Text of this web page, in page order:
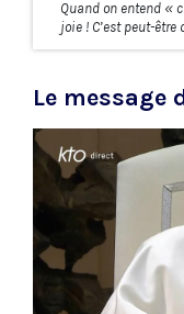
Quand on entend «
joie ! C’est peut-
Le message